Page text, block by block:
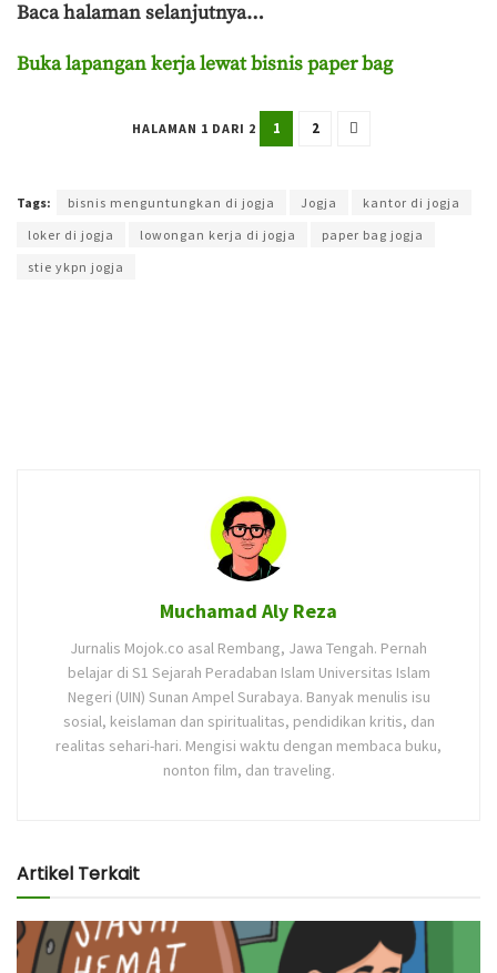
Baca halaman selanjutnya…
Buka lapangan kerja lewat bisnis paper bag
HALAMAN 1 DARI 2 1 2
Tags: bisnis menguntungkan di jogja Jogja
kantor di jogja
loker di jogja
lowongan kerja di jogja
paper bag jogja
stie ykpn jogja
Muchamad Aly Reza
Jurnalis Mojok.co asal Rembang, Jawa Tengah. Pernah
belajar di S1 Sejarah Peradaban Islam Universitas Islam
Negeri (UIN) Sunan Ampel Surabaya. Banyak menulis isu
sosial, keislaman dan spiritualitas, pendidikan kritis, dan
realitas sehari-hari. Mengisi waktu dengan membaca buku,
nonton film, dan traveling.
Artikel Terkait